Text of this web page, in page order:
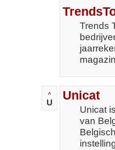
Trends
^
U
Unicat
Unicat
van